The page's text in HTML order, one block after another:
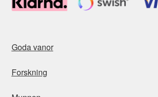
Goda vanor
Forskning